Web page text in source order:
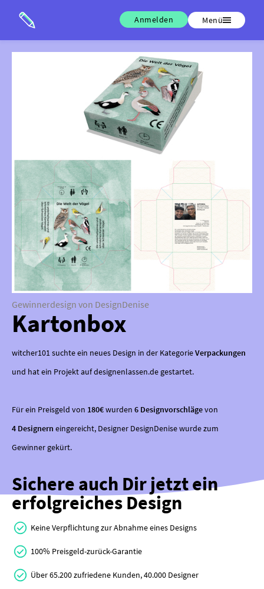
Anmelden Menü
Gewinnerdesign von DesignDenise
Kartonbox
witcher101 suchte ein neues Design in der KategorieVerpackungen
und hat ein Projekt auf designenlassen.de gestartet.
Für ein Preisgeld von 180€wurden 6 Designvorschlägevon
4 Designern eingereicht, Designer DesignDenise wurde zum
Gewinner gekürt.
Sichere auch Dir jetzt ein
erfolgreiches Design
Keine Verpflichtung zur Abnahme eines Designs
100% Preisgeld-zurück-Garantie
Über 65.200 zufriedene Kunden, 40.000 Designer